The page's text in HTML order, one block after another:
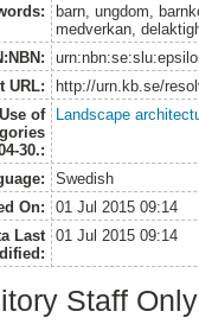
barn, ungdom,
medverkan,
URL:
http://urn.kb.se/
of
30.:
Landscape
Swedish
On:
01 Jul 2015 09:14
Last
01 Jul 2015 09:14
Staff